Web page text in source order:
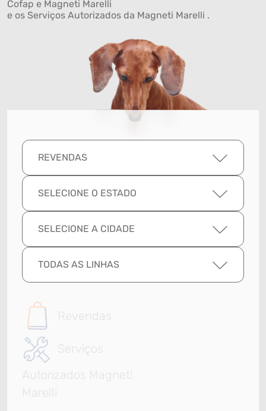
Cofap e Magneti Marelli
e os Serviços Autorizados da Magneti Marelli .
REVENDAS
SELECIONE O ESTADO
SELECIONE A CIDADE
TODAS AS LINHAS
Revendas
Serviços
Autorizados Magneti
Marelli